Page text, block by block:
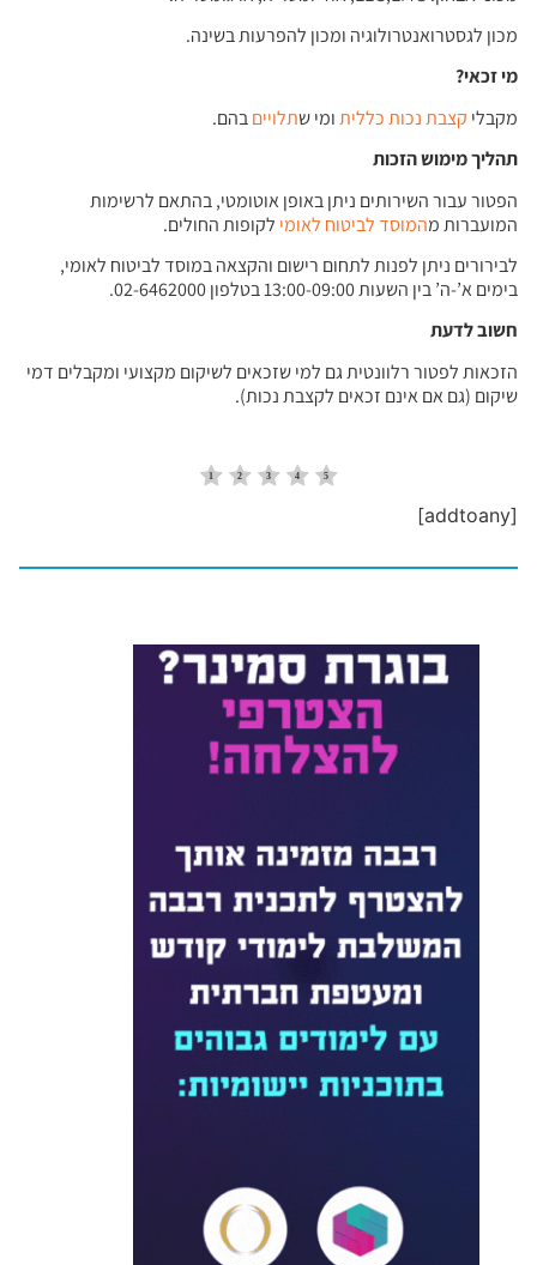
מכון לגסטרואנטרולוגיה ומכון להפרעות בשינה.
מי זכאי?
מקבלי קצבת נכות כלליתומי שתלוייםבהם.
תהליך מימוש הזכות
הפטור עבור השירותים ניתן באופן אוטומטי, בהתאם לרשימות
המועברות מהמוסד לביטוח לאומי לקופות החולים.
לבירורים ניתן לפנות לתחום רישום והקצאה במוסד לביטוח לאומי,
בימים א’-ה’ בין השעות 13:00-09:00 בטלפון 02-6462000.
חשוב לדעת
הזכאות לפטור רלוונטית גם למי שזכאים לשיקום מקצועי ומקבלים דמי
שיקום (גם אם אינם זכאים לקצבת נכות).
[addtoany]